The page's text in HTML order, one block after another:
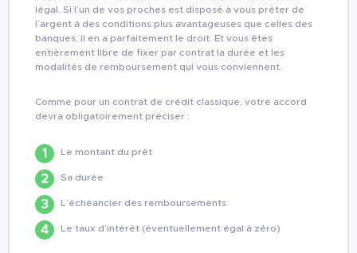
légal. Si l’un de vos proches est disposé à vous prêter de
l’argent à des conditions plus avantageuses que celles des
banques, il en a parfaitement le droit. Et vous êtes
entièrement libre de fixer par contrat la durée et les
modalités de remboursement qui vous conviennent.
Comme pour un contrat de crédit classique, votre accord
devra obligatoirement préciser :
Le montant du prêt
Sa durée
L’échéancier des remboursements
Le taux d’intérêt (éventuellement égal à zéro)